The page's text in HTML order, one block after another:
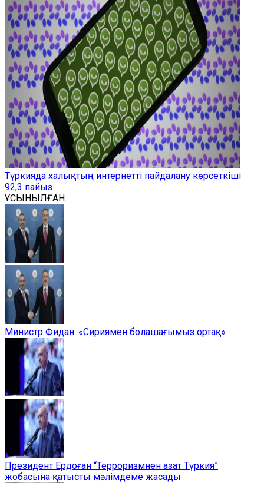
Түркияда халықтың интернетті пайдалану көрсеткіші ̶
92,3 пайыз
ҰСЫНЫЛҒАН
Министр Фидан: «Сириямен болашағымыз ортақ»
Президент Ердоған “Терроризмнен азат Түркия”
жобасына қатысты мәлімдеме жасады